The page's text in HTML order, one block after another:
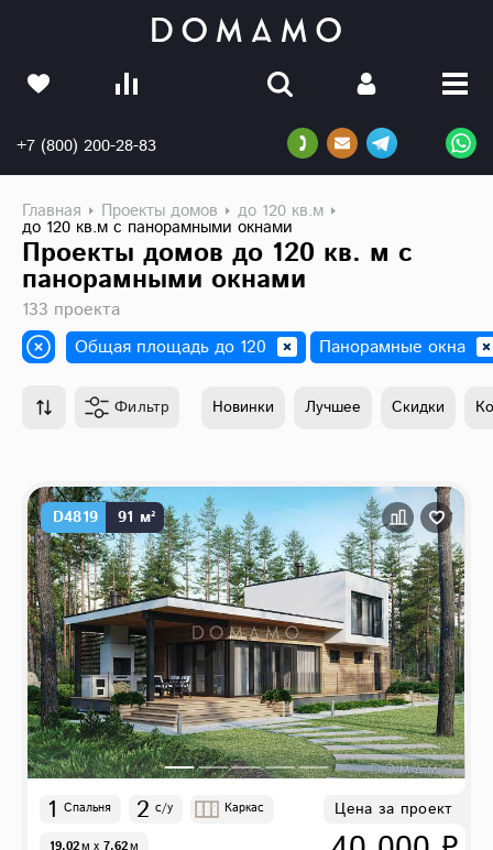
+7 (800) 200-28-83
Главная Проекты домов до 120 кв.м
до 120 кв.м с панорамными окнами
Проекты домов до 120 кв. м с
панорамными окнами
133 проекта
Общая площадь до 120
Панорамные окна
Фильтр Новинки Лучшее Скидки
D4819 91 м²
1 Спальня 2 с/у Каркас Цена за проект